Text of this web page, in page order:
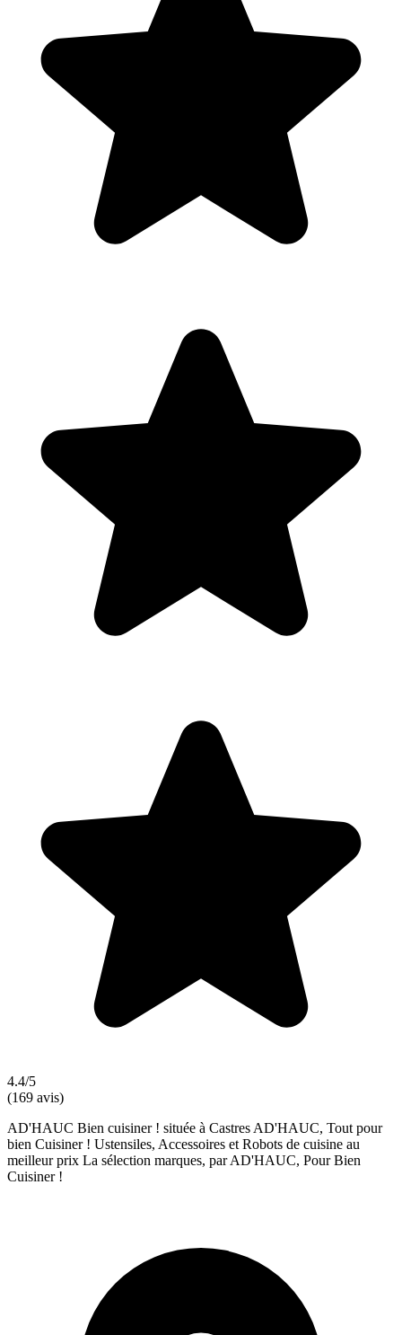
4.4/5
(169 avis)
AD'HAUC Bien cuisiner ! située à Castres AD'HAUC, Tout pour
bien Cuisiner ! Ustensiles, Accessoires et Robots de cuisine au
meilleur prix La sélection marques, par AD'HAUC, Pour Bien
Cuisiner !